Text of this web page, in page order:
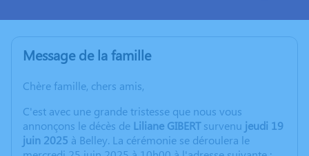
Message de la famille
Chère famille, chers amis,
C'est avec une grande tristesse que nous vous
annonçons le décès de Liliane GIBERTsurvenu jeudi 19
juin 2025 à Belley. La cérémonie se déroulera le